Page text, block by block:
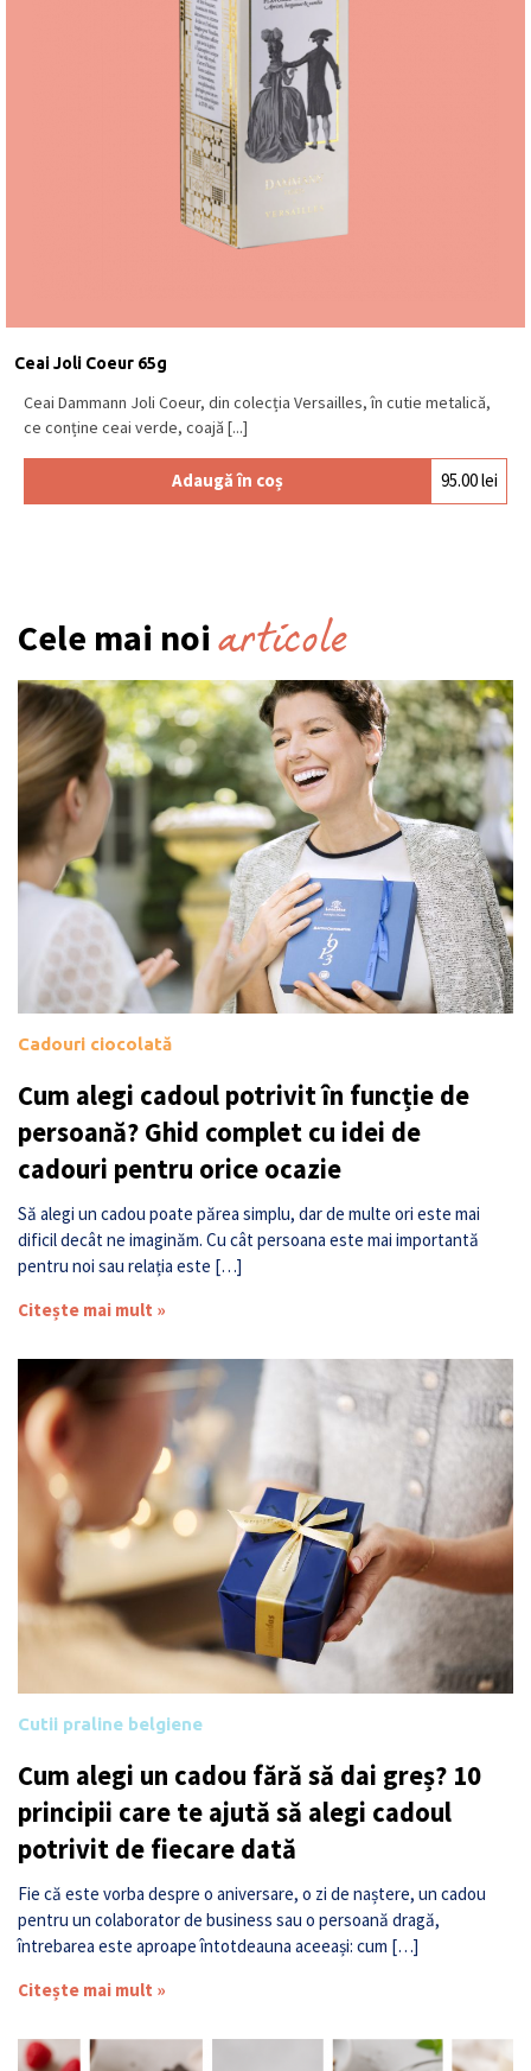
Ceai Joli Coeur 65g
Ceai Dammann Joli Coeur, din colecția Versailles, în cutie metalică,
ce conține ceai verde, coajă [...]
Adaugă în coș 95.00lei
Cele mai noi articole
Cadouri ciocolată
Cum alegi cadoul potrivit în funcție de
persoană? Ghid complet cu idei de
cadouri pentru orice ocazie
Să alegi un cadou poate părea simplu, dar de multe ori este mai
dificil decât ne imaginăm. Cu cât persoana este mai importantă
pentru noi sau relația este […]
Citește mai mult »
Cutii praline belgiene
Cum alegi un cadou fără să dai greș? 10
principii care te ajută să alegi cadoul
potrivit de fiecare dată
Fie că este vorba despre o aniversare, o zi de naștere, un cadou
pentru un colaborator de business sau o persoană dragă,
întrebarea este aproape întotdeauna aceeași: cum […]
Citește mai mult »